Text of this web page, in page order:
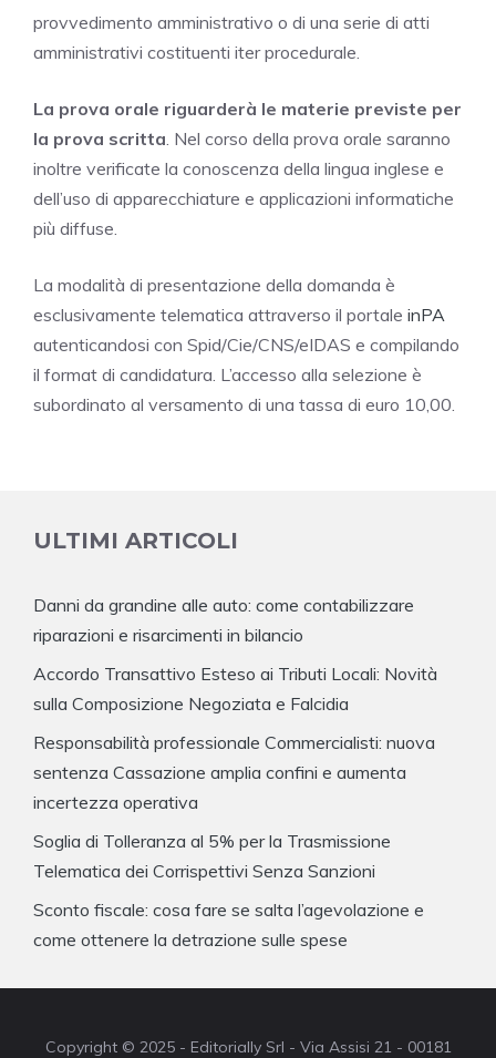
provvedimento amministrativo o di una serie di atti
amministrativi costituenti iter procedurale.
La prova orale riguarderà le materie previste per
la prova scritta . Nel corso della prova orale saranno
inoltre verificate la conoscenza della lingua inglese e
dell’uso di apparecchiature e applicazioni informatiche
più diffuse.
La modalità di presentazione della domanda è
esclusivamente telematica attraverso il portale inPA
autenticandosi con Spid/Cie/CNS/eIDAS e compilando
il format di candidatura. L’accesso alla selezione è
subordinato al versamento di una tassa di euro 10,00.
ULTIMI ARTICOLI
Danni da grandine alle auto: come contabilizzare
riparazioni e risarcimenti in bilancio
Accordo Transattivo Esteso ai Tributi Locali: Novità
sulla Composizione Negoziata e Falcidia
Responsabilità professionale Commercialisti: nuova
sentenza Cassazione amplia confini e aumenta
incertezza operativa
Soglia di Tolleranza al 5% per la Trasmissione
Telematica dei Corrispettivi Senza Sanzioni
Sconto fiscale: cosa fare se salta l’agevolazione e
come ottenere la detrazione sulle spese
Copyright © 2025 - Editorially Srl - Via Assisi 21 - 00181